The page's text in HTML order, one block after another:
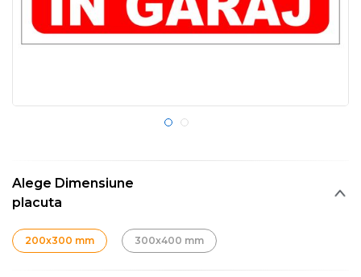
Alege Dimensiune
placuta
200x300 mm 300x400 mm